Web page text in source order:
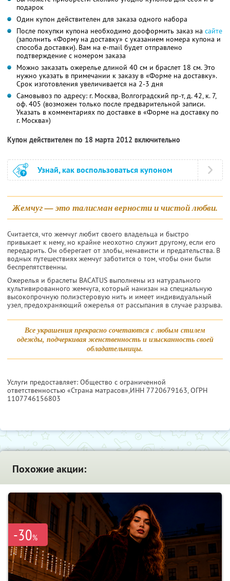
подарок
Один купон действителен для заказа одного набора
После покупки купона необходимо дооформить заказ на сайте
(заполнить «Форму на доставку» с указанием номера купона и
способа доставки). Вам на e-mail будет отправлено
подтверждение с номером заказа
Можно заказать ожерелье длиной 40 см и браслет 18 см. Это
нужно указать в примечании к заказу в «Форме на доставку».
Срок изготовления увеличивается на 2-3 дня
Самовывоз по адресу: г. Москва, Волгоградский пр-т, д. 42, к. 7,
оф. 405 (возможен только после предварительной записи.
Указать в комментариях по доставке в «Форме на доставку по
г. Москва»)
Купон действителен по 18 марта 2012 включительно
Узнай, как воспользоваться купоном
Жемчуг — это талисман верности и чистой любви.
Считается, что жемчуг любит своего владельца и быстро
привыкает к нему, но крайне неохотно служит другому, если его
переда­рить. Он оберегает от злобы, не­нависти и предательства. В
водных путешествиях жемчуг заботится о том, чтобы они были
беспрепят­ственны.
Ожерелья и браслеты BACATUS выполнены из натурального
культивированного жемчуга, который нанизан на специальную
высокопрочную полиэстеровую нить и имеет индивидуальный
узел, предохраняющий ожерелья от рассыпания в случае разрыва.
Все украшения прекрасно сочетаются с любым стилем
одежды, подчеркивая женственность и изысканность своей
обладательницы.
Услуги предоставляет: Общество с ограниченной
ответственностью «Страна матрасов»,ИНН 7720679163, ОГРН
1107746156803
Похожие акции:
-30%